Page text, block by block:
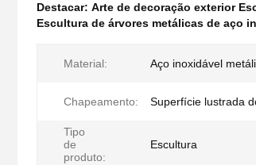
Destacar: Arte de decoração exterior
Escultura de árvores metálicas de aço
Material: Aço inoxidável
Chapeamento: Superfície lustrada
Tipo
de
produto:
Escultura